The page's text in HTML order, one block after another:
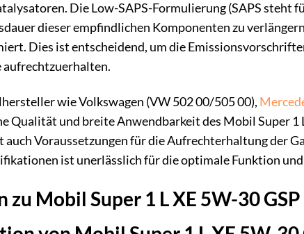
Die Low-SAPS-Formulierung (SAPS steht
dieser empfindlichen Komponenten zu
Dies ist entscheidend, um die
aufrechtzuerhalten.
wie Volkswagen (VW 502 00/505 00),
Qualität und breite Anwendbarkeit des Mobil Super 1
Voraussetzungen für die Aufrechterhaltung der
ist unerlässlich für die optimale Funktion
zu Mobil Super 1 L XE 5W-30